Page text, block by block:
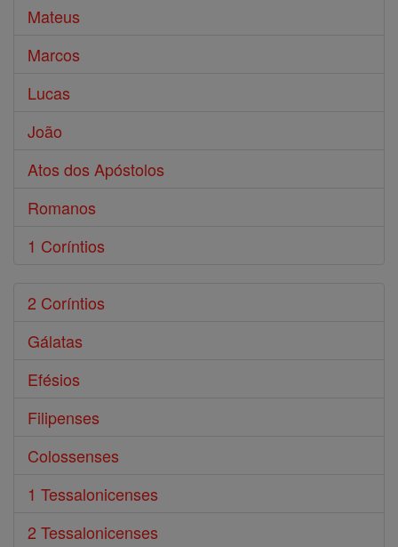
Mateus
Marcos
Lucas
João
Atos dos Apóstolos
Romanos
1 Coríntios
2 Coríntios
Gálatas
Efésios
Filipenses
Colossenses
1 Tessalonicenses
2 Tessalonicenses